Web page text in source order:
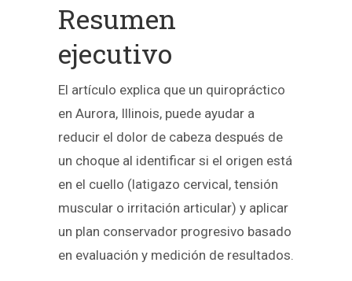
Resumen
ejecutivo
El artículo explica que un quiropráctico
en Aurora, Illinois, puede ayudar a
reducir el dolor de cabeza después de
un choque al identificar si el origen está
en el cuello (latigazo cervical, tensión
muscular o irritación articular) y aplicar
un plan conservador progresivo basado
en evaluación y medición de resultados.